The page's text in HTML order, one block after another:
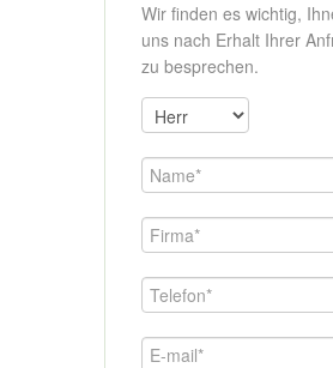
Wir finden es wichtig,
uns nach Erhalt Ihrer
zu besprechen.